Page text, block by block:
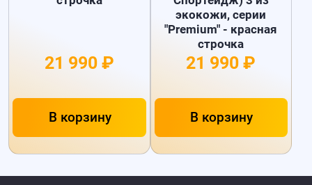
21 990 ₽
В корзину
экокожи, серии
"Premium" - красная
строчка
21 990 ₽
В корзину